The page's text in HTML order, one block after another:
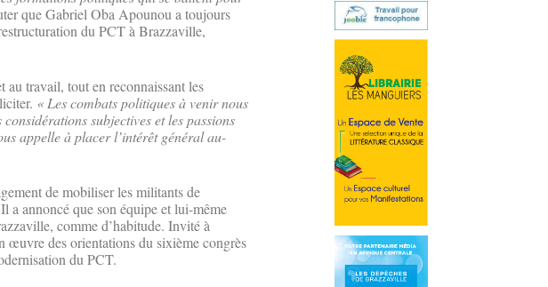
que Gabriel Oba Apounou a toujours
du PCT à Brazzaville,
au travail, tout en reconnaissant les
« Les combats politiques à venir nous
subjectives et les passions
appelle à placer l’intérêt général au-
de mobiliser les militants de
a annoncé que son équipe et lui-même
comme d’habitude. Invité à
œuvre des orientations du sixième congrès
du PCT.